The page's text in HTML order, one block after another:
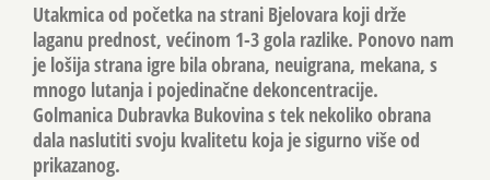
Utakmica od početka na strani Bjelovara koji drže
laganu prednost, većinom 1-3 gola razlike. Ponovo nam
je lošija strana igre bila obrana, neuigrana, mekana, s
mnogo lutanja i pojedinačne dekoncentracije.
Golmanica Dubravka Bukovina s tek nekoliko obrana
dala naslutiti svoju kvalitetu koja je sigurno više od
prikazanog.